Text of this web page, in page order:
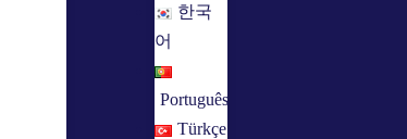
한국
어
Português
Türkçe